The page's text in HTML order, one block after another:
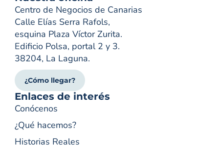
Centro de Negocios de Canarias
Calle Elías Serra Rafols,
esquina Plaza Víctor Zurita.
Edificio Polsa, portal 2 y 3.
38204, La Laguna.
¿Cómo llegar?
Enlaces de interés
Conócenos
¿Qué hacemos?
Historias Reales